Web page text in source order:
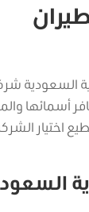
السعودية
أسمائها
اختيار